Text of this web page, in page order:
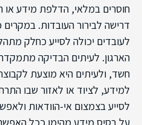
חוסרים במלאי, הדלפת מידע או
דרישה לבירור העובדות.
לעובדים יכולה לסייע כחלק
הארגון. לעיתים הבדיקה
חשד, ולעיתים היא מוצעת
למידע, לציוד או לאזור שבו
לסייע בצמצום אי-הוודאות
על בסיס מידע מהימן ככל